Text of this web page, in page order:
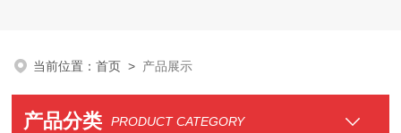
当前位置：首页 > 产品展示
产品分类 PRODUCT CATEGORY